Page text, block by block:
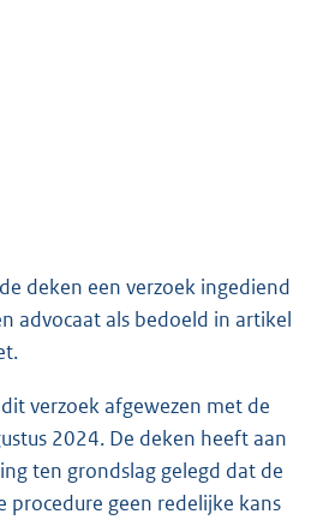
deken een verzoek ingediend
advocaat als bedoeld in artikel
verzoek afgewezen met de
2024. De deken heeft aan
ten grondslag gelegd dat de
procedure geen redelijke kans